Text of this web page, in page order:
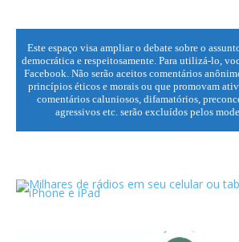
Este espaço visa ampliar o debate sobre o
democrática e respeitosamente. Para utilizá-lo,
Facebook. Não serão aceitos comentários
princípios éticos e morais ou que promovam
comentários caluniosos, difamatórios,
agressivos etc. serão excluídos pelos